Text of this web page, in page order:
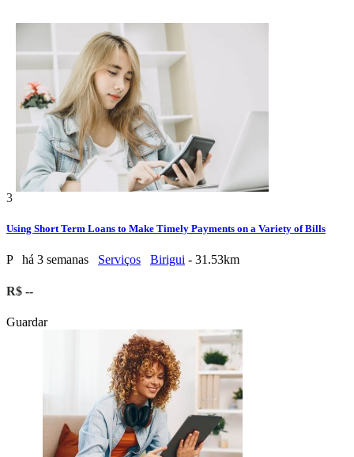
3
Using Short Term Loans to Make Timely Payments on a Variety of Bills
P há 3 semanas Serviços Birigui - 31.53km
R$ --
Guardar